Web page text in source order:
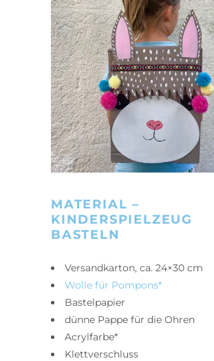
MATERIAL –
KINDERSPIELZEUG
BASTELN
Versandkarton, ca. 24×30 cm
Wolle für Pompons*
Bastelpapier
dünne Pappe für die Ohren
Acrylfarbe*
Klettverschluss